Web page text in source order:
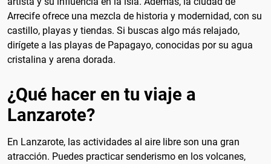
Arrecife ofrece una mezcla de historia y modernidad, con su
castillo, playas y tiendas. Si buscas algo más relajado,
dirígete a las playas de Papagayo, conocidas por su agua
cristalina y arena dorada.
¿Qué hacer en tu viaje a
Lanzarote?
En Lanzarote, las actividades al aire libre son una gran
atracción. Puedes practicar senderismo en los volcanes,